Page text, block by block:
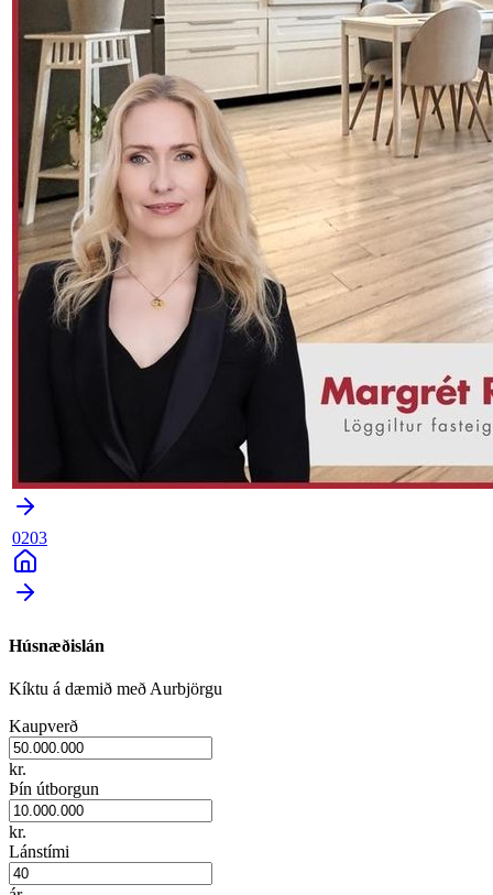
0203
Húsnæðislán
Kíktu á dæmið með Aurbjörgu
Kaupverð
kr.
Þín útborgun
kr.
Lánstími